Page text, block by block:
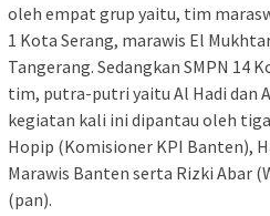
oleh empat grup yaitu, tim
1 Kota Serang, marawis El
Tangerang. Sedangkan SMPN 14
tim, putra-putri yaitu Al Hadi dan
kegiatan kali ini dipantau oleh
Hopip (Komisioner KPI Banten),
Marawis Banten serta Rizki Abar
(pan).